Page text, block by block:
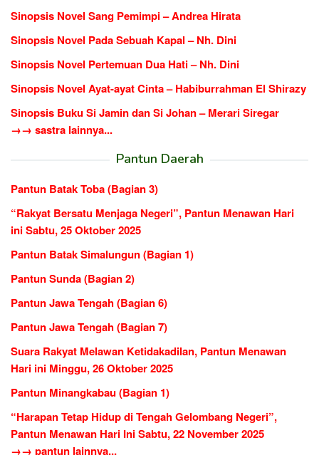
Sinopsis Novel Sang Pemimpi – Andrea Hirata
Sinopsis Novel Pada Sebuah Kapal – Nh. Dini
Sinopsis Novel Pertemuan Dua Hati – Nh. Dini
Sinopsis Novel Ayat-ayat Cinta – Habiburrahman El Shirazy
Sinopsis Buku Si Jamin dan Si Johan – Merari Siregar
→→ sastra lainnya...
Pantun Daerah
Pantun Batak Toba (Bagian 3)
“Rakyat Bersatu Menjaga Negeri”, Pantun Menawan Hari
ini Sabtu, 25 Oktober 2025
Pantun Batak Simalungun (Bagian 1)
Pantun Sunda (Bagian 2)
Pantun Jawa Tengah (Bagian 6)
Pantun Jawa Tengah (Bagian 7)
Suara Rakyat Melawan Ketidakadilan, Pantun Menawan
Hari ini Minggu, 26 Oktober 2025
Pantun Minangkabau (Bagian 1)
“Harapan Tetap Hidup di Tengah Gelombang Negeri”,
Pantun Menawan Hari Ini Sabtu, 22 November 2025
→→ pantun lainnya...